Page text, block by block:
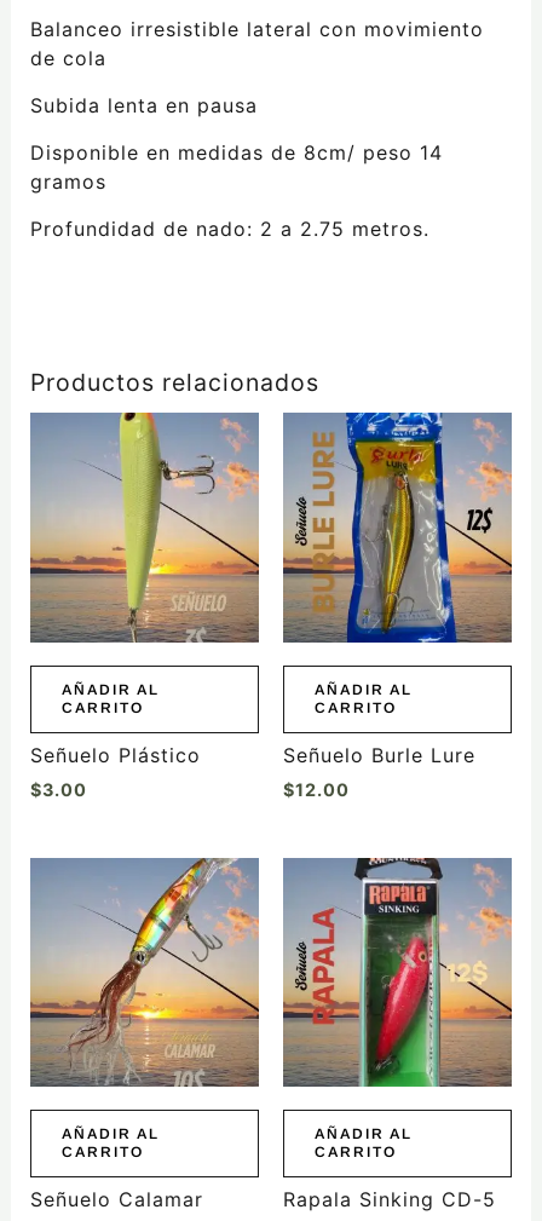
Balanceo irresistible lateral con movimiento
de cola
Subida lenta en pausa
Disponible en medidas de 8cm/ peso 14
gramos
Profundidad de nado: 2 a 2.75 metros.
Productos relacionados
AÑADIR AL
CARRITO
Señuelo Plástico
$3.00
AÑADIR AL
CARRITO
Señuelo Burle Lure
$12.00
AÑADIR AL
CARRITO
Señuelo Calamar
AÑADIR AL
CARRITO
Rapala Sinking CD-5